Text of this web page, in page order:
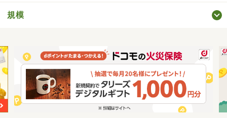
規模